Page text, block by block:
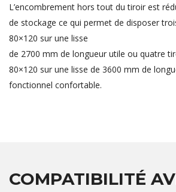
L’encombrement hors tout du tiroir est
de stockage ce qui permet de disposer
80×120 sur une lisse
de 2700 mm de longueur utile ou quatre
80×120 sur une lisse de 3600 mm de
fonctionnel confortable.
COMPATIBILITÉ